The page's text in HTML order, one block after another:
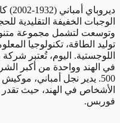
الوجبات الخفيفة التقليدية
وتوسعت لتشمل مجموعة
توليد الطاقة، تكنولوجيا
اللوجستية. اليوم، تُعتبر
في الهند وواحدة من أكبر
500. يدير نجل أمباني،
فوربس.